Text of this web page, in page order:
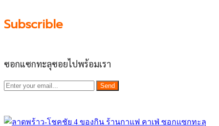
Subscrible
ซอกแซกทะลุซอยไปพร้อมเรา
Send